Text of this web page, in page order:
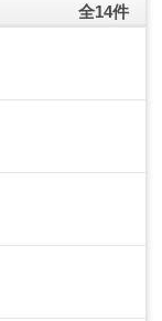
全14件